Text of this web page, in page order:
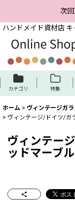
次
ハンドメイド資材店 キ
カテゴリ 特集
ホーム > ヴィンテージガ
> ヴィンテージ/ドイツ/ガ
ヴィンテー
ッドマーブ